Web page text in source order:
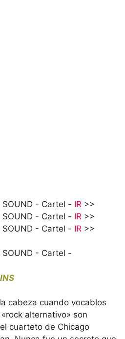
IR >>
IR >>
IR >>
cabeza cuando vocablos
alternativo» son
cuarteto de Chicago